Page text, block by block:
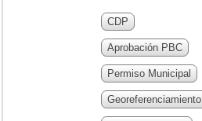
CDP
Aprobación PBC
Permiso Municipal
Georeferenciamiento